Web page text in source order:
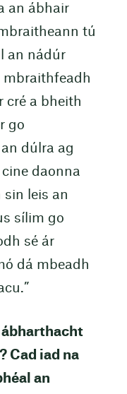
an ábhair
tú
an nádúr
mbraithfeadh
cré a bheith
go
dúlra ag
daonna
leis an
sílim go
sé ár
dá mbeadh
ábharthacht
Cad iad na
an